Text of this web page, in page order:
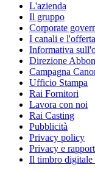
L'azienda
Il gruppo
Corporate
I canali e l'offerta
Informativa
Direzione
Campagna
Ufficio Stampa
Rai Fornitori
Lavora con noi
Rai Casting
Pubblicità
Privacy policy
Privacy e
Il timbro digitale